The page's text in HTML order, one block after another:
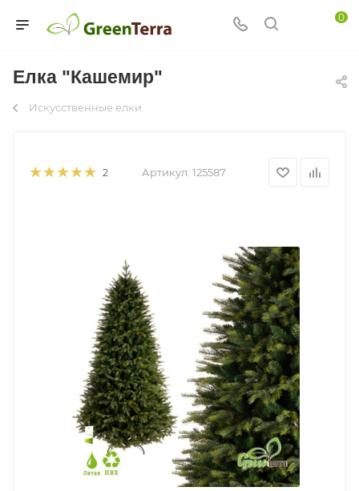
0
Елка "Кашемир"
Искусственные елки
2 Артикул: 125587